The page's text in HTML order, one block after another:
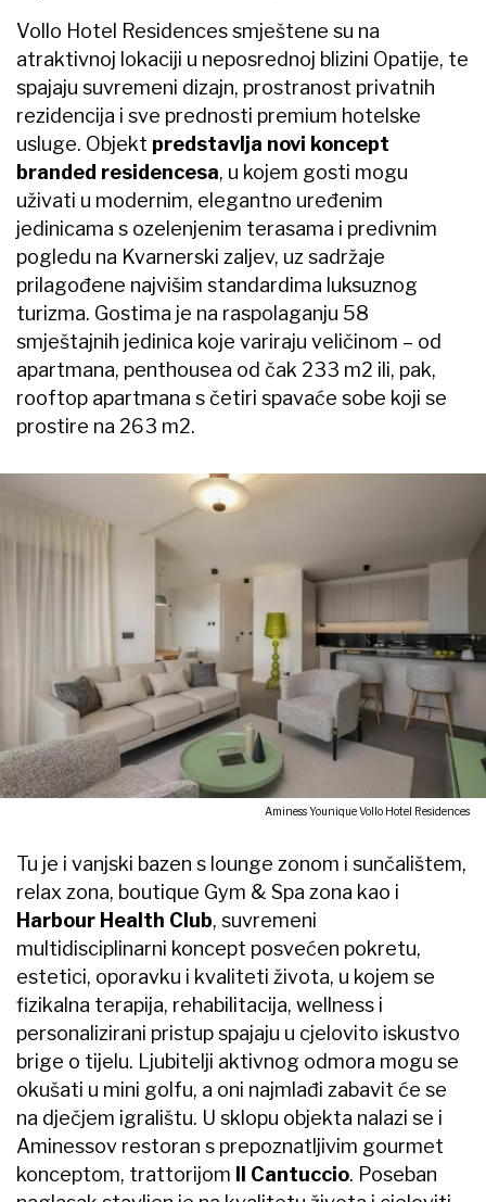
Vollo Hotel Residences smještene su na
atraktivnoj lokaciji u neposrednoj blizini Opatije, te
spajaju suvremeni dizajn, prostranost privatnih
rezidencija i sve prednosti premium hotelske
usluge. Objekt predstavlja novi koncept
branded residencesa, u kojem gosti mogu
uživati u modernim, elegantno uređenim
jedinicama s ozelenjenim terasama i predivnim
pogledu na Kvarnerski zaljev, uz sadržaje
prilagođene najvišim standardima luksuznog
turizma. Gostima je na raspolaganju 58
smještajnih jedinica koje variraju veličinom – od
apartmana, penthousea od čak 233 m2 ili, pak,
rooftop apartmana s četiri spavaće sobe koji se
prostire na 263 m2.
Aminess Younique Vollo Hotel Residences
Tu je i vanjski bazen s lounge zonom i sunčalištem,
relax zona, boutique Gym & Spa zona kao i
Harbour Health Club, suvremeni
multidisciplinarni koncept posvećen pokretu,
estetici, oporavku i kvaliteti života, u kojem se
fizikalna terapija, rehabilitacija, wellness i
personalizirani pristup spajaju u cjelovito iskustvo
brige o tijelu. Ljubitelji aktivnog odmora mogu se
okušati u mini golfu, a oni najmlađi zabavit će se
na dječjem igralištu. U sklopu objekta nalazi se i
Aminessov restoran s prepoznatljivim gourmet
konceptom, trattorijom Il Cantuccio. Poseban